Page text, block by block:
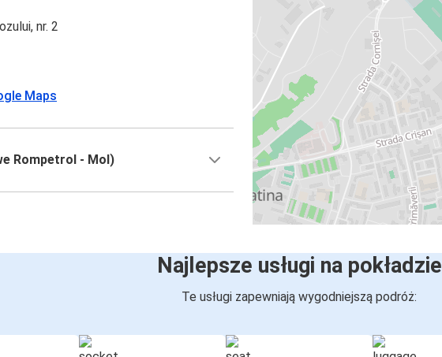
nr. 2
Maps
Rompetrol - Mol)
Najlepsze usługi na pokładzie
Te usługi zapewniają wygodniejszą podróż: